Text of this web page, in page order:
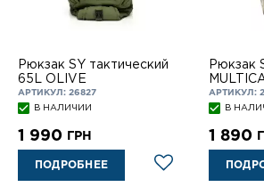
Рюкзак SY тактический
65L OLIVE
АРТИКУЛ: 26827
В НАЛИЧИИ
1 990 ГРН
ПОДРОБНЕЕ
Рюкзак
АРТИКУЛ:
В
1 890